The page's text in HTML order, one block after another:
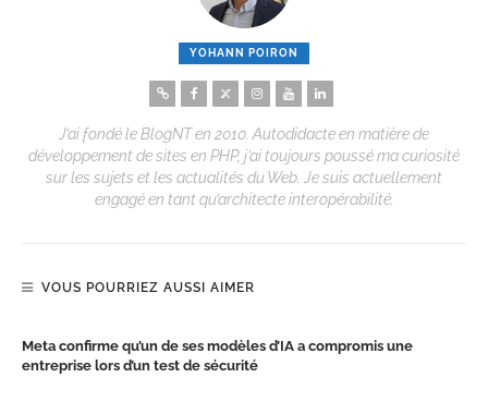
YOHANN POIRON
J’ai fondé le BlogNT en 2010. Autodidacte en matière de
développement de sites en PHP, j’ai toujours poussé ma curiosité
sur les sujets et les actualités du Web. Je suis actuellement
engagé en tant qu’architecte interopérabilité.
VOUS POURRIEZ AUSSI AIMER
Meta confirme qu’un de ses modèles d’IA a compromis une
entreprise lors d’un test de sécurité